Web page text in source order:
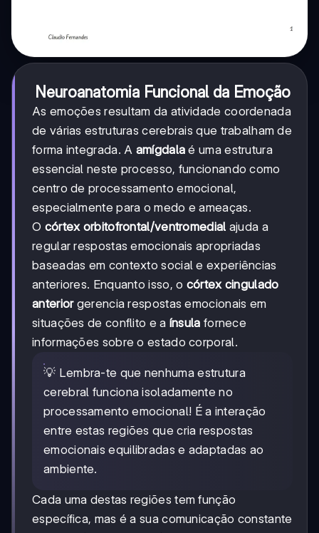
Neuroanatomia Funcional da Emoção
As emoções resultam da atividade coordenada
de várias estruturas cerebrais que trabalham de
forma integrada. A amígdala é uma estrutura
essencial neste processo, funcionando como
centro de processamento emocional,
especialmente para o medo e ameaças.
O córtex orbitofrontal/ventromedial ajuda a
regular respostas emocionais apropriadas
baseadas em contexto social e experiências
anteriores. Enquanto isso, o córtex cingulado
anteriorgerencia respostas emocionais em
situações de conflito e a ínsula fornece
informações sobre o estado corporal.
💡 Lembra-te que nenhuma estrutura
cerebral funciona isoladamente no
processamento emocional! É a interação
entre estas regiões que cria respostas
emocionais equilibradas e adaptadas ao
ambiente.
Cada uma destas regiões tem função
específica, mas é a sua comunicação constante